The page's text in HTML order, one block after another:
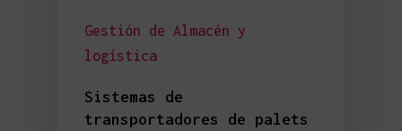
Gestión de Almacén y
logística
Sistemas de
transportadores de palets